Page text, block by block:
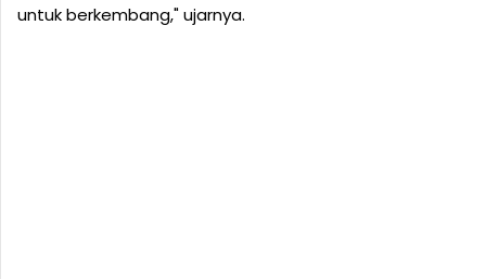
untuk berkembang," ujarnya.